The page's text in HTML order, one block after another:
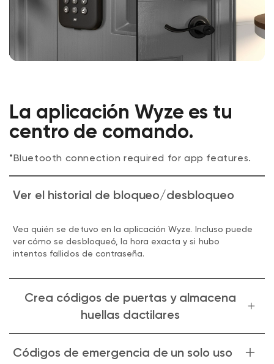
La aplicación Wyze es tu
centro de comando.
*Bluetooth connection required for app features.
Ver el historial de bloqueo/desbloqueo
Vea quién se detuvo en la aplicación Wyze. Incluso puede
ver cómo se desbloqueó, la hora exacta y si hubo
intentos fallidos de contraseña.
Crea códigos de puertas y almacena
huellas dactilares
Cree y guarde hasta 20 códigos de acceso para
familiares e invitados, sin tener que programarlos
Códigos de emergencia de un solo uso